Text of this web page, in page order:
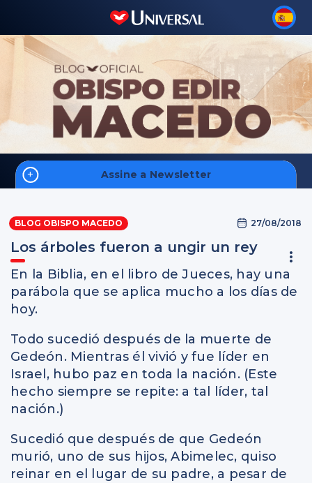
Assine a Newsletter
Inscreva-se
BLOG OBISPO MACEDO
27/08/2018
Los árboles fueron a ungir un rey
En la Biblia, en el libro de Jueces, hay una
parábola que se aplica mucho a los días de
hoy.
Todo sucedió después de la muerte de
Gedeón. Mientras él vivió y fue líder en
Israel, hubo paz en toda la nación. (Este
hecho siempre se repite: a tal líder, tal
nación.)
Sucedió que después de que Gedeón
murió, uno de sus hijos, Abimelec, quiso
reinar en el lugar de su padre, a pesar de